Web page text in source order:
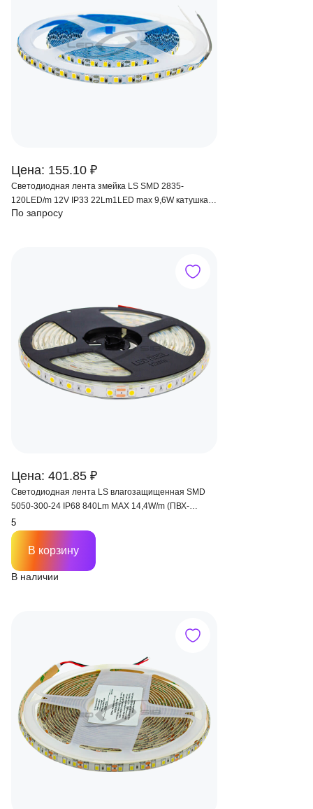
Цена: 155.10 ₽
Светодиодная лента змейка LS SMD 2835-
120LED/m 12V IP33 22Lm1LED max 9,6W катушка
10м. кр.реза 1см
По запросу
Цена: 401.85 ₽
Светодиодная лента LS влагозащищенная SMD
5050-300-24 IP68 840Lm MAX 14,4W/m (ПВХ-
трубка+силикон)
В наличии
В корзину